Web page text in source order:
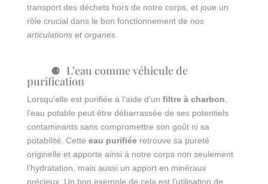
transport des déchets hors de notre corps, et joue un
rôle crucial dans le bon fonctionnement de nos
articulations et organes.
L’eau comme véhicule de
purification
Lorsqu’elle est purifiée à l’aide d’un filtre à charbon,
l’eau potable peut être débarrassée de ses potentiels
contaminants sans compromettre son goût ni sa
potabilité. Cette eau purifiéeretrouve sa pureté
originelle et apporte ainsi à notre corps non seulement
l’hydratation, mais aussi un apport en minéraux
précieux. Un bon exemple de cela est l’utilisation de